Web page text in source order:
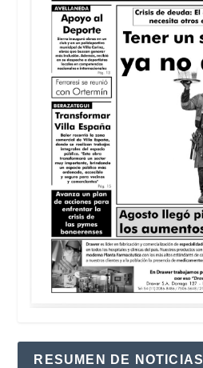
RESUMEN DE NOTICIAS